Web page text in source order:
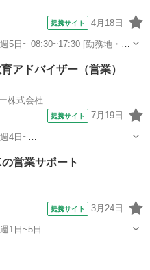
提携サイト 4月18日
1F 株式会社BeCK [職種
[求人概要]： マ...
アドバイザー（営業）
株式会社
提携サイト 7月19日
[勤務地・最寄
ワールド・ファ...
営業サポート
提携サイト 3月24日
09:00~12:00/13:00~17:00 月/